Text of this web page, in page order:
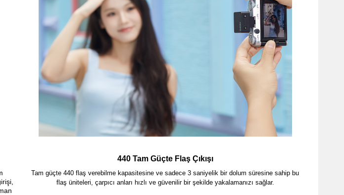
440 Tam Güçte Flaş Çıkışı
Tam güçte 440 flaş verebilme kapasitesine ve sadece 3 saniyelik bir dolum süresine sahip bu
flaş üniteleri, çarpıcı anları hızlı ve güvenilir bir şekilde yakalamanızı sağlar.